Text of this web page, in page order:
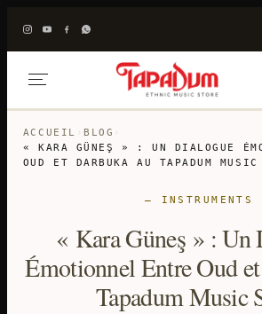
ACCUEIL › BLOG ›
« KARA GÜNEŞ » : UN DIALOGUE
OUD ET DARBUKA AU TAPADUM MUSIC
— INSTRUMENTS
« Kara Güneş » : Un
Émotionnel Entre Oud
Tapadum Music